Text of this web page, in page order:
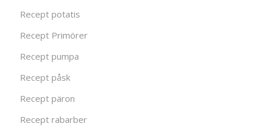
Recept potatis
Recept Primörer
Recept pumpa
Recept påsk
Recept päron
Recept rabarber